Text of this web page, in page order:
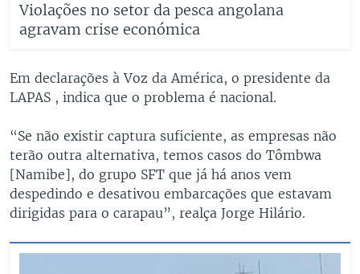
Violações no setor da pesca angolana
agravam crise económica
Em declarações à Voz da América, o presidente da
LAPAS , indica que o problema é nacional.
“Se não existir captura suficiente, as empresas não
terão outra alternativa, temos casos do Tômbwa
[Namibe], do grupo SFT que já há anos vem
despedindo e desativou embarcações que estavam
dirigidas para o carapau”, realça Jorge Hilário.